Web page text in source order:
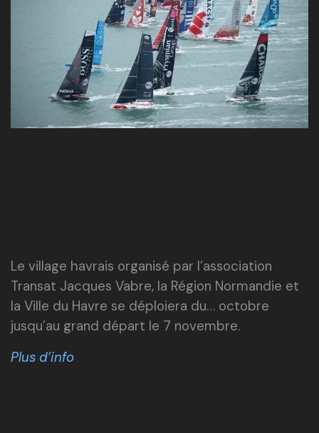
Le village havrais organisé par l’association
Transat Jacques Vabre, la Région Normandie et
la Ville du Havre se déploiera du… octobre
jusqu’au grand départ le 7 novembre.
Plus d’info